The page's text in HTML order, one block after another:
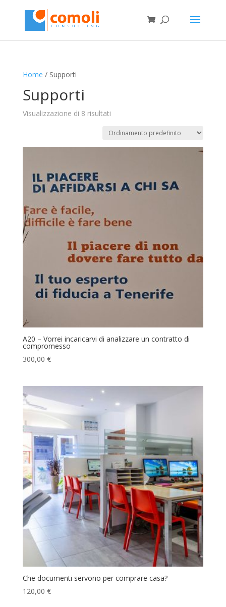
Home / Supporti
Supporti
Visualizzazione di 8 risultati
A20 – Vorrei incaricarvi di analizzare un contratto di
compromesso
300,00 €
Che documenti servono per comprare casa?
120,00 €